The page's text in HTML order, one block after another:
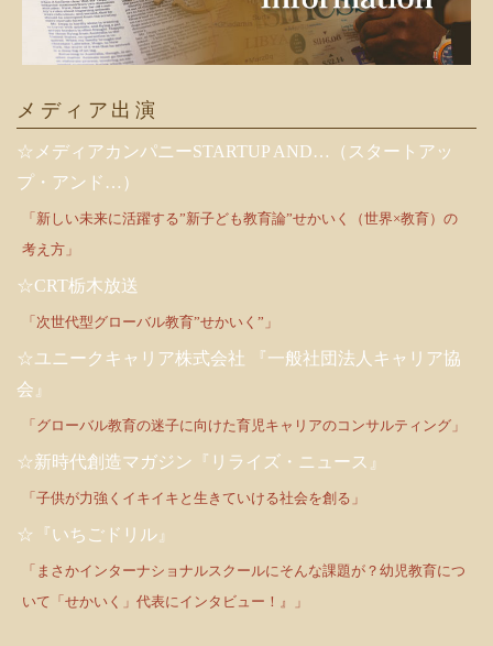
メディア出演
☆メディアカンパニーSTARTUP AND…（スタートアッ
プ・アンド…）
「新しい未来に活躍する”新子ども教育論”せかいく（世界×教育）の
考え方」
☆CRT栃木放送
「次世代型グローバル教育”せかいく”」
☆ユニークキャリア株式会社 『一般社団法人キャリア協
会』
「グローバル教育の迷子に向けた育児キャリアのコンサルティング」
☆新時代創造マガジン『リライズ・ニュース』
「子供が力強くイキイキと生きていける社会を創る」
☆『いちごドリル』
「まさかインターナショナルスクールにそんな課題が？幼児教育につ
いて「せかいく」代表にインタビュー！』」